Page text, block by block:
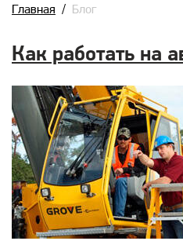
Главная / Блог
Как работать на